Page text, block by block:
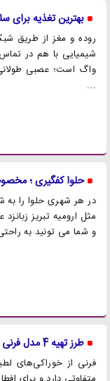
بهترین تغذیه برای
روده و مغز از طریق
شیمیایی با هم در
واگ است؛ عصبی
...
حلوا کفگیری ؛
در هر شهری حلوا را
مثل ارومیه تبریز
و شما می تونید به
طرز تهیه 4 مدل فرنی خوشمزه و مقوی برای افطار
فرنی از خوراکی‌های